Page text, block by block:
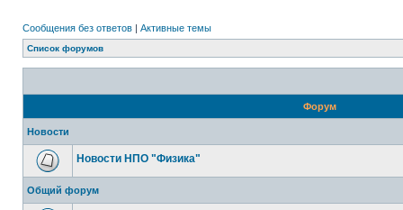
Сообщения без ответов | Активные темы
Список форумов
Форум
Новости
Новости НПО "Физика"
Общий форум